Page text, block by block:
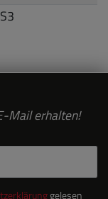
S3
Mail erhalten!
gelesen